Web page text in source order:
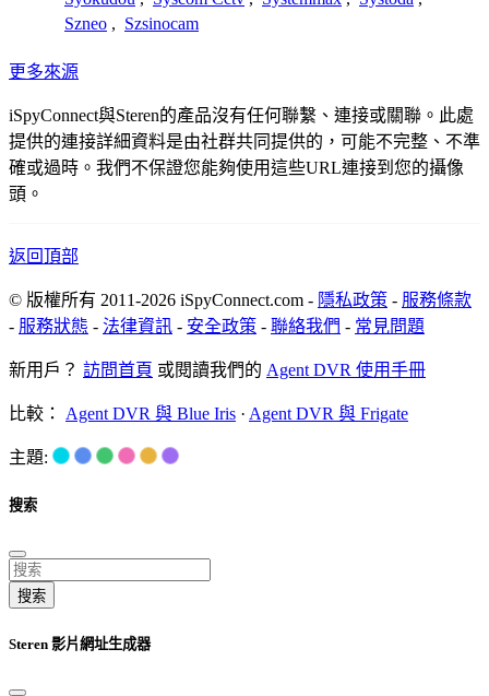
Szneo , Szsinocam
更多來源
iSpyConnect與Steren的產品沒有任何聯繫、連接或關聯。此處
提供的連接詳細資料是由社群共同提供的，可能不完整、不準
確或過時。我們不保證您能夠使用這些URL連接到您的攝像
頭。
返回頂部
© 版權所有 2011-2026 iSpyConnect.com - 隱私政策 - 服務條款
- 服務狀態 - 法律資訊 - 安全政策 - 聯絡我們 - 常見問題
新用戶？ 訪問首頁 或閱讀我們的 Agent DVR 使用手冊
比較： Agent DVR 與 Blue Iris · Agent DVR 與 Frigate
主題:
搜索
搜索
Steren 影片網址生成器